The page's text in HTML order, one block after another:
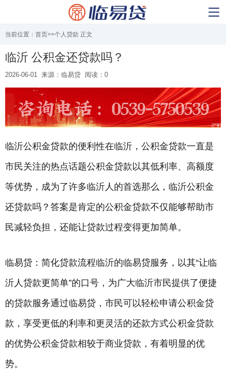
当前位置： 首页>>个人贷款 正文
临沂 公积金还贷款吗？
2026-06-01 来源：临易贷 阅读：0
临沂公积金贷款的便利性在临沂，公积金贷款一直是
市民关注的热点话题公积金贷款以其低利率、高额度
等优势，成为了许多临沂人的首选那么，临沂公积金
还贷款吗？答案是肯定的公积金贷款不仅能够帮助市
民减轻负担，还能让贷款过程变得更加简单。
临易贷：简化贷款流程临沂的临易贷服务，以其“让临
沂人贷款更简单”的口号，为广大临沂市民提供了便捷
的贷款服务通过临易贷，市民可以轻松申请公积金贷
款，享受更低的利率和更灵活的还款方式公积金贷款
的优势公积金贷款相较于商业贷款，有着明显的优
势。